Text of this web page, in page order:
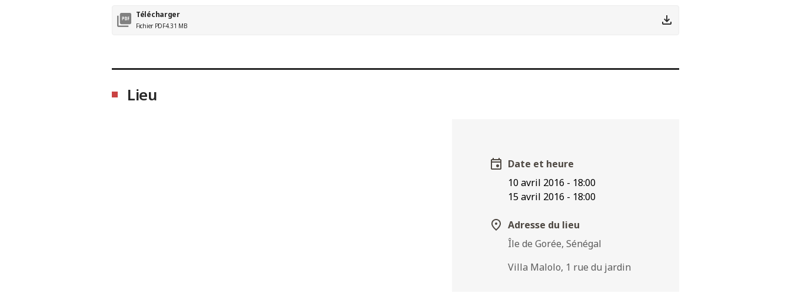
Télécharger
Fichier PDF4.31 MB
Lieu
Date et heure
10 avril 2016 - 18:00
15 avril 2016 - 18:00
Adresse du lieu
Île de Gorée, Sénégal
Villa Malolo, 1 rue du jardin